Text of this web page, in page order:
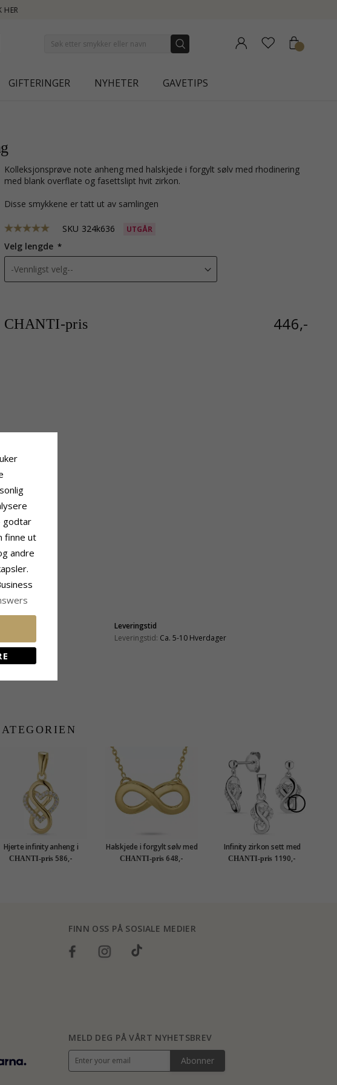
GIFTERINGER NYHETER GAVETIPS
kolleksjonsprøve note anheng med halskjede i forgylt sølv med rhodinering
med blank overflate og fasettslipt hvit zirkon.
Disse smykkene er tatt ut av samlingen
SKU 324k636 UTGÅR
Velg lengde
CHANTI-pris 446,-
Leveringstid
Leveringstid: Ca. 5-10 Hverdager
Hjerte infinity anheng i
forgylt sølv
CHANTI-pris 586,-
Halskjede i forgylt sølv med
infinity anheng i forgylt sølv
CHANTI-pris 648,-
Infinity zirkon sett med
øredobber og anheng i sølv
hvit zirkon
CHANTI-pris 1190,-
FINN OSS PÅ SOSIALE MEDIER
MELD DEG PÅ VÅRT NYHETSBREV
Abonner
godtar
finne ut
andre